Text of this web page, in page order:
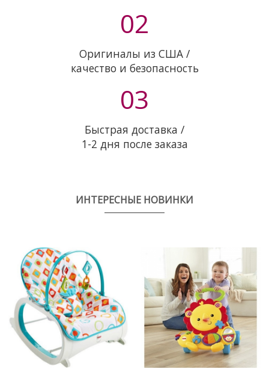
02
Оригиналы из США /
качество и безопасность
03
Быстрая доставка /
1-2 дня после заказа
ИНТЕРЕСНЫЕ НОВИНКИ